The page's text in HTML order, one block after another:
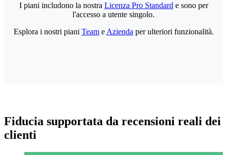
I piani includono la nostra Licenza Pro Standard e sono per
l'accesso a utente singolo.
Esplora i nostri piani Teame Azienda per ulteriori funzionalità.
Fiducia supportata da recensioni reali dei
clienti